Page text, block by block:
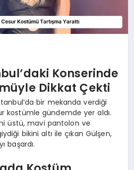
Konserinde
Dikkat Çekti
bir mekanda verdiği
kostümle gündemde yer aldı.
üstü, mavi pantolon ve
bikini altı ile çıkan Gülşen,
başardı.